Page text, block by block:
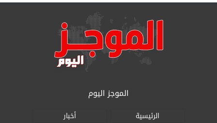
الموجز اليوم
الرئيسية أخبار